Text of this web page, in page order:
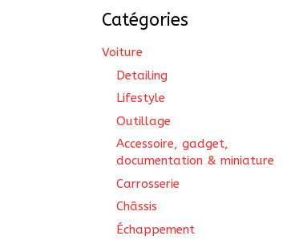
Catégories
Voiture
Detailing
Lifestyle
Outillage
Accessoire, gadget,
documentation & miniature
Carrosserie
Châssis
Échappement